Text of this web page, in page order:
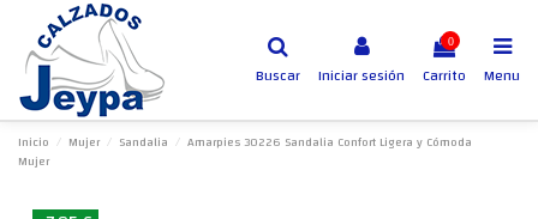
Buscar Iniciar sesión
0
Carrito Menu
Inicio Mujer Sandalia
Amarpies 30226 Sandalia Confort Ligera y Cómoda
Mujer